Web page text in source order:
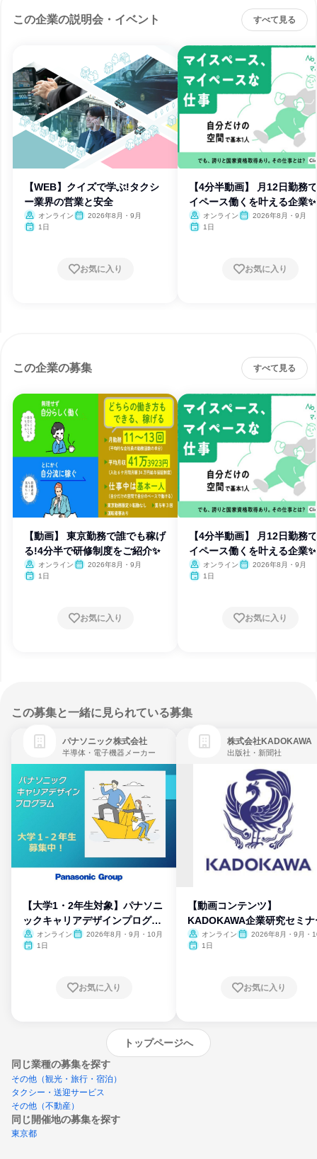
この企業の説明会・イベント すべて見る
【WEB】クイズで学ぶ!タクシ
ー業界の営業と安全
オンライン
2026年8月・9月
1日
お気に入り
【4分半動画】 月12日勤務
イペース働くを叶える企業✨
オンライン
2026年8月・9月
1日
お気に入り
この企業の募集 すべて見る
【動画】 東京勤務で誰でも稼げ
る!4分半で研修制度をご紹介✨
オンライン
2026年8月・9月
1日
お気に入り
【4分半動画】 月12日勤務
イペース働くを叶える企業✨
オンライン
2026年8月・9月
1日
お気に入り
この募集と一緒に見られている募集
パナソニック株式会社
半導体・電子機器メーカー
【大学1・2年生対象】パナソニ
ックキャリアデザインプログラ
ム
オンライン
2026年8月・9月・10月
1日
お気に入り
株式会社KADOKAWA
出版社・新聞社
【動画コンテンツ】
KADOKAWA企業研究セミナ
オンライン
2026年8月・9月・
1日
お気に入り
トップページへ
同じ業種の募集を探す
その他（観光・旅行・宿泊）
タクシー・送迎サービス
その他（不動産）
同じ開催地の募集を探す
東京都